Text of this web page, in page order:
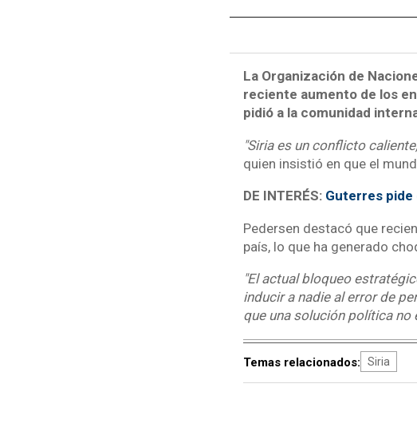
La Organización de
reciente aumento de los
pidió a la comunidad
"Siria es un conflicto
quien insistió en que el
DE INTERÉS: Guterres pide
Pedersen destacó que
país, lo que ha generado
"El actual bloqueo
inducir a nadie al error de
que una solución política no
Temas relacionados: Siria